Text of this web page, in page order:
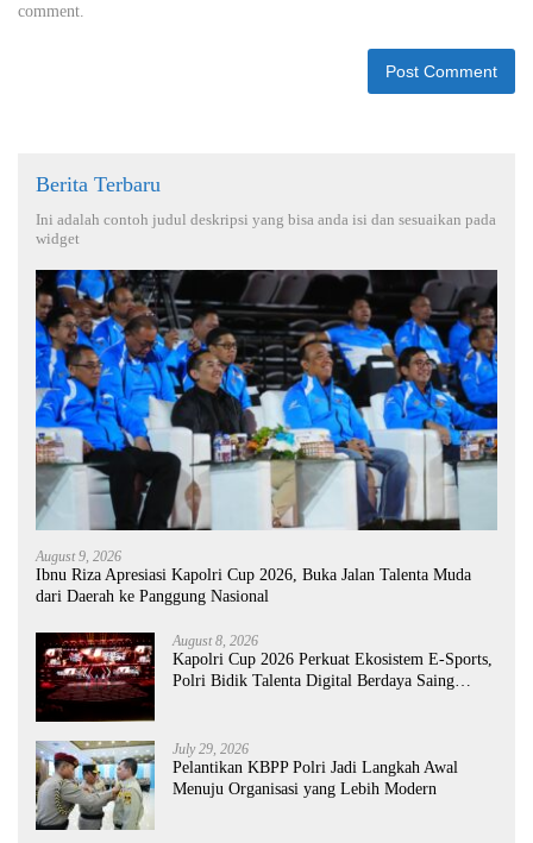
comment.
Berita Terbaru
Ini adalah contoh judul deskripsi yang bisa anda isi dan sesuaikan pada
widget
August 9, 2026
Ibnu Riza Apresiasi Kapolri Cup 2026, Buka Jalan Talenta Muda
dari Daerah ke Panggung Nasional
August 8, 2026
Kapolri Cup 2026 Perkuat Ekosistem E-Sports,
Polri Bidik Talenta Digital Berdaya Saing
July 29, 2026
Pelantikan KBPP Polri Jadi Langkah Awal
Menuju Organisasi yang Lebih Modern